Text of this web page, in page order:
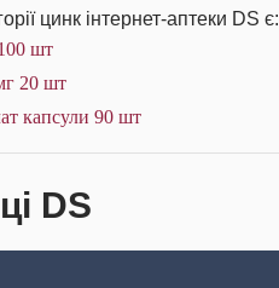
цинк інтернет-аптеки DS є:
шт
20 шт
капсули 90 шт
DS